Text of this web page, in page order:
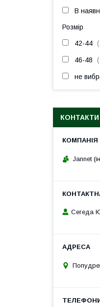
В
Розмір
42-44
46-48
не
КОНТАКТИ
Jannet
Сегеда